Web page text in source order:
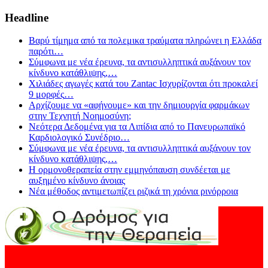
Headline
Βαρύ τίμημα από τα πολεμικα τραύματα πληρώνει η Ελλάδα
παρότι…
Σύμφωνα με νέα έρευνα, τα αντισυλληπτικά αυξάνουν τον
κίνδυνο κατάθλιψης,…
Χιλιάδες αγωγές κατά του Zantac Ισχυρίζονται ότι προκαλεί
9 μορφές…
Αρχίζουμε να «αφήνουμε» και την δημιουργία φαρμάκων
στην Τεχνητή Νοημοσύνη;
Νεότερα Δεδομένα για τα Λιπίδια από το Πανευρωπαϊκό
Καρδιολογικό Συνέδριο…
Σύμφωνα με νέα έρευνα, τα αντισυλληπτικά αυξάνουν τον
κίνδυνο κατάθλιψης,…
Η ορμονοθεραπεία στην εμμηνόπαυση συνδέεται με
αυξημένο κίνδυνο άνοιας
Νέα μέθοδος αντιμετωπίζει ριζικά τη χρόνια ρινόρροια